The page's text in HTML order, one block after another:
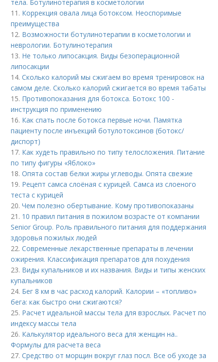
тела. Ботулинотерапия в косметологии
11. Коррекция овала лица ботоксом. Неоспоримые
преимущества
12. Возможности ботулинотерапии в косметологии и
неврологии. Ботулинотерапия
13. Не только липосакция. Виды безоперационной
липосакции
14.Сколько калорий мы сжигаем во время тренировок на
самом деле. Сколько калорий сжигается во время табаты
15. Противопоказания для ботокса. Ботокс 100 -
инструкция по применению
16. Как спать после ботокса первые ночи. Памятка
пациенту после инъекций ботулотоксинов (ботокс/
диспорт)
17. Как худеть правильно по типу телосложения. Питание
по типу фигуры «Яблоко»
18.Опята состав белки жиры углеводы. Опята свежие
19. Рецепт самса слоёная с курицей. Самса из слоеного
теста с курицей
20.Чем полезно обертывание. Кому противопоказаны
21. 10 правил питания в пожилом возрасте от компании
Senior Group. Роль правильного питания для поддержания
здоровья пожилых людей
22.Современные лекарственные препараты в лечении
ожирения. Классификация препаратов для похудения
23. Виды купальников и их названия. Виды и типы женских
купальников
24. Бег 8 км в час расход калорий. Калории – «топливо»
бега: как быстро они сжигаются?
25. Расчет идеальной массы тела для взрослых. Расчет по
индексу массы тела
26. Калькулятор идеального веса для женщин на..
Формулы для расчета веса
27.Средство от морщин вокруг глаз посл. Все об уходе за